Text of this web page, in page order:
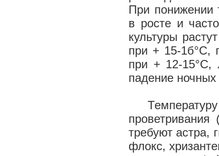
При понижении
в росте и
культуры
при + 15-1б°С,
при + 12-15°С,
падение
Температуру
требуют астра,
флокс,